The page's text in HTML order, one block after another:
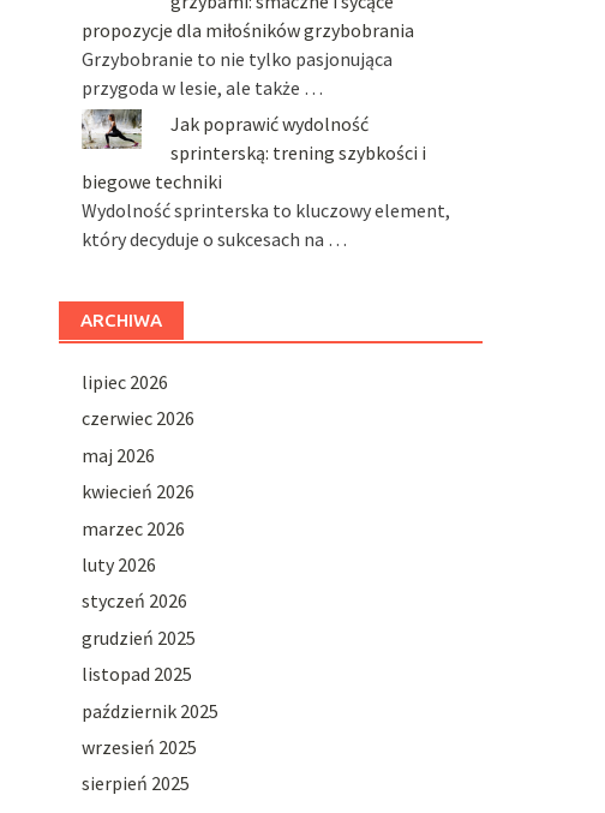
propozycje dla miłośników grzybobrania
Grzybobranie to nie tylko pasjonująca
przygoda w lesie, ale także …
Jak poprawić wydolność
sprinterską: trening szybkości i
biegowe techniki
Wydolność sprinterska to kluczowy element,
który decyduje o sukcesach na …
ARCHIWA
lipiec 2026
czerwiec 2026
maj 2026
kwiecień 2026
marzec 2026
luty 2026
styczeń 2026
grudzień 2025
listopad 2025
październik 2025
wrzesień 2025
sierpień 2025